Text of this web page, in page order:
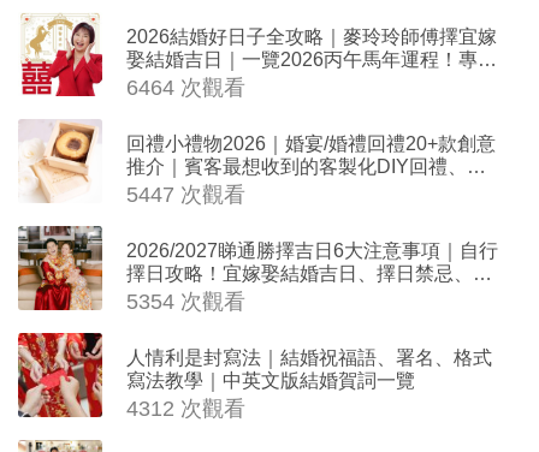
2026結婚好日子全攻略｜麥玲玲師傅擇宜嫁
娶結婚吉日｜一覽2026丙午馬年運程！專業
擇日結婚+避開沖煞生肖指南
6464 次觀看
回禮小禮物2026｜婚宴/婚禮回禮20+款創意
推介｜賓客最想收到的客製化DIY回禮、姊
妹禮物（持續更新）
5447 次觀看
2026/2027睇通勝擇吉日6大注意事項｜自行
擇日攻略！宜嫁娶結婚吉日、擇日禁忌、相
沖生肖一覽
5354 次觀看
人情利是封寫法｜結婚祝福語、署名、格式
寫法教學｜中英文版結婚賀詞一覽
4312 次觀看